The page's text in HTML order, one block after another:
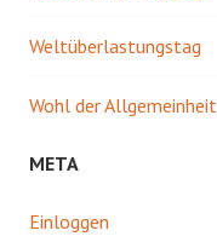
Weltüberlastungstag
Wohl der Allgemeinheit
META
Einloggen